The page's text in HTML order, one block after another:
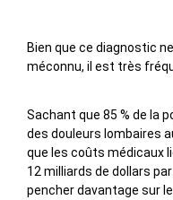
Bien que ce diagnostic
méconnu, il est très
Sachant que 85 % de la
des douleurs lombaires
que les coûts médicaux
12 milliards de dollars
pencher davantage sur